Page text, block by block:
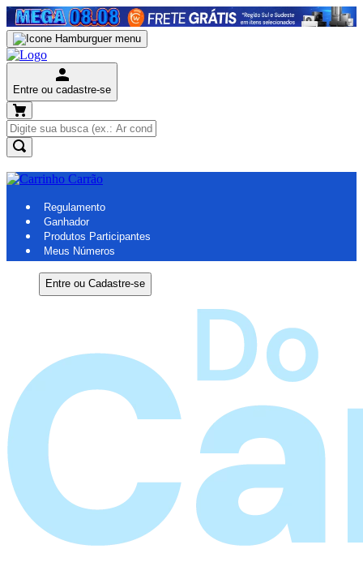
Entre ou cadastre-se
Regulamento
Ganhador
Produtos Participantes
Meus Números
Entre ou Cadastre-se